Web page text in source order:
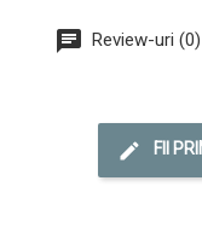
Review-uri (0)
FII